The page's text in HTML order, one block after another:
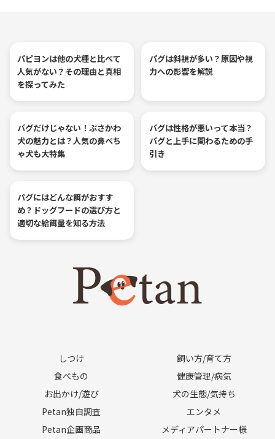
パピヨンは他の犬種と比べて
人気がない？その理由と真相
を探ってみた
パグは斜視が多い？原因や視
力への影響を解説
パグだけじゃない！ぶさかわ
犬の魅力とは？人気の鼻ぺち
ゃ犬も大特集
パグは性格が悪いって本当？
パグと上手に関わるための手
引き
パグにはどんな餌がおすす
め？ドッグフードの選び方と
適切な給餌量を知る方法
しつけ
飼い方/育て方
食べもの
健康管理/病気
お出かけ/遊び
犬の生態/気持ち
Petan独自調査
エンタメ
Petan企画商品
メディアパートナー様